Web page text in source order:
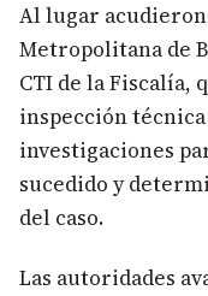
Al lugar
Metropolitana de
CTI de la Fiscalía,
inspección
investigaciones
sucedido y
del caso.
Las autoridades